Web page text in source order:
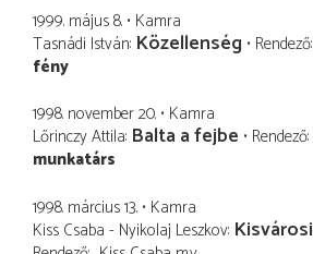
1999. május 8. Kamra
Tasnádi István Közellenség Rendező
fény
1998. november 20. Kamra
Lőrinczy Attila Balta a fejbe Rendező
munkatárs
1998. március 13. Kamra
Kiss Csaba - Nyikolaj Leszkov